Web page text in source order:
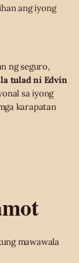
ang iyong
ng seguro,
tulad ni Edvin
sa iyong
karapatan
mawawala